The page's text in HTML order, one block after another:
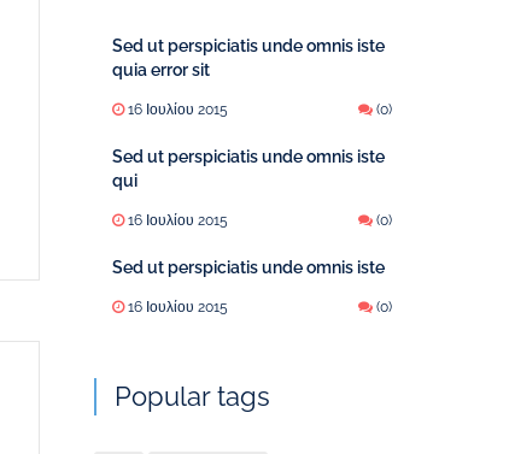
Sed ut perspiciatis unde omnis iste
quia error sit
16 Ιουλίου 2015 (0)
Sed ut perspiciatis unde omnis iste
qui
16 Ιουλίου 2015 (0)
Sed ut perspiciatis unde omnis iste
16 Ιουλίου 2015 (0)
Popular tags